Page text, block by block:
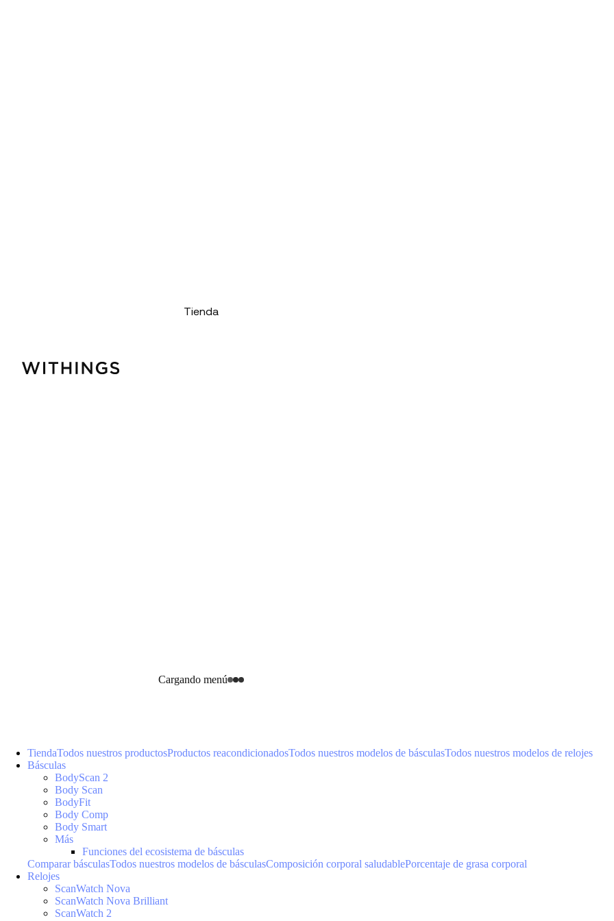
Tienda
Cargando menú
TiendaTodos nuestros productosProductos reacondicionadosTodos nuestros modelos de básculasTodos nuestros modelos de relojes
Básculas
BodyScan 2
Body Scan
BodyFit
Body Comp
Body Smart
Más
Funciones del ecosistema de básculas
Comparar básculasTodos nuestros modelos de básculasComposición corporal saludablePorcentaje de grasa corporal
Relojes
ScanWatch Nova
ScanWatch Nova Brilliant
ScanWatch 2